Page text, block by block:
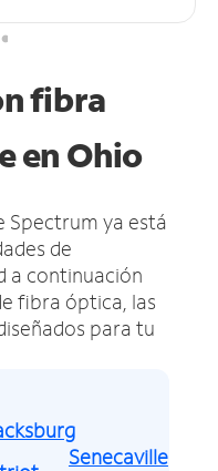
fibra
en Ohio
ya está
de
a continuación
fibra óptica, las
para tu
Senecaville